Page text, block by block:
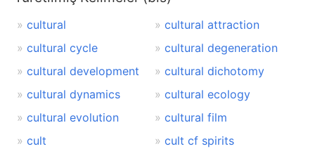
cultural
cultural attraction
cultural cycle
cultural degeneration
cultural development
cultural dichotomy
cultural dynamics
cultural ecology
cultural evolution
cultural film
cult
cult cf spirits